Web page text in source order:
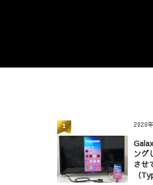
2020
ング
させ
（
1